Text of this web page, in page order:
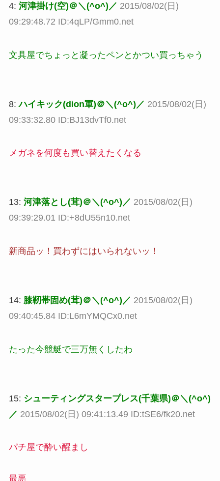
4: 河津掛け(空)＠＼(^o^)／ 2015/08/02(日)
09:29:48.72 ID:4qLP/Gmm0.net
文具屋でちょっと凝ったペンとかつい買っちゃう
8:ハイキック(dion軍)＠＼(^o^)／ 2015/08/02(日)
09:33:32.80 ID:BJ13dvTf0.net
メガネを何度も買い替えたくなる
13: 河津落とし(茸)＠＼(^o^)／ 2015/08/02(日)
09:39:29.01 ID:+8dU55n10.net
新商品ッ！買わずにはいられないッ！
14: 膝靭帯固め(茸)＠＼(^o^)／ 2015/08/02(日)
09:40:45.84 ID:L6mYMQCx0.net
たった今競艇で三万無くしたわ
15: シューティングスタープレス(千葉県)＠＼(^o^)
／ 2015/08/02(日) 09:41:13.49 ID:tSE6/fk20.net
パチ屋で酔い醒まし
最悪